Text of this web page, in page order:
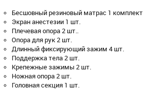
Бесшовный резиновый матрас 1 комплект
Экран анестезии 1 шт.
Плечевая опора 2 шт..
Опора для рук 2 шт.
Длинный фиксирующий зажим 4 шт.
Поддержка тела 2 шт.
Крепежные зажимы 2 шт.
Ножная опора 2 шт.
Головная секция 1 шт.